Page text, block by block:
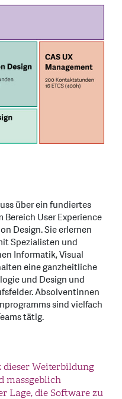
über ein fundiertes
User Experience
Design. Sie erlernen
Spezialisten und
Informatik, Visual
eine ganzheitliche
und Design und
Absolventinnen
sind vielfach
tätig.
Design hat
in allen Aspekten
sowohl was
Weiterbildung
massgeblich
Lage, die Software zu
Sinn dafür, an den
und Fragen zu
ich durch diese